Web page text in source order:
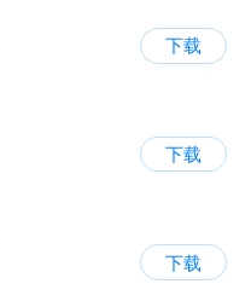
下载
下载
下载